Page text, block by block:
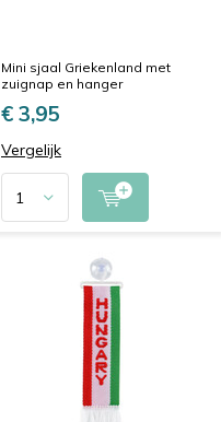
Mini sjaal Griekenland met
zuignap en hanger
€ 3,95
Vergelijk